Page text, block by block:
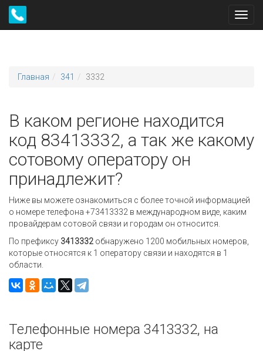
Главная 341 3332
В каком регионе находится
код 83413332, а так же какому
сотовому оператору он
принадлежит?
Ниже вы можете ознакомиться с более точной информацией
о номере телефона +73413332 в международном виде, каким
провайдерам сотовой связи и городам он относится.
По префиксу 3413332 обнаружено 1200 мобильных номеров,
которые относятся к 1 оператору связи и находятся в 1
области.
Телефонные номера 3413332, на
карте